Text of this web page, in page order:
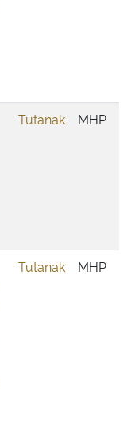
Tutanak MHP
Tutanak MHP